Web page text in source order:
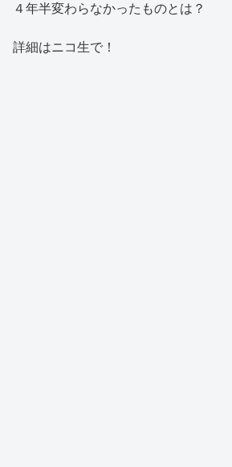
４年半変わらなかったものとは？
詳細はニコ生で！